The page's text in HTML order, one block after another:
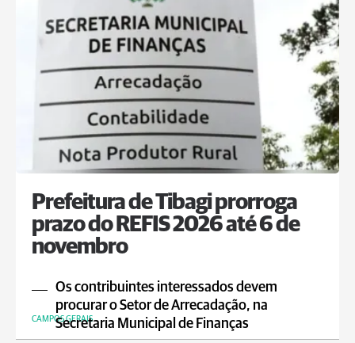
Prefeitura de Tibagi prorroga
prazo do REFIS 2026 até 6 de
novembro
Os contribuintes interessados devem
procurar o Setor de Arrecadação, na
Secretaria Municipal de Finanças
CAMPOS GERAIS